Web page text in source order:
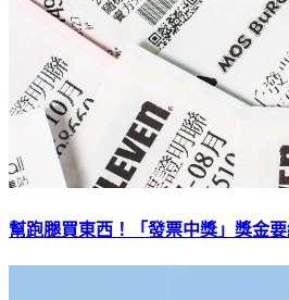
幫跑腿買東西！「發票中獎」獎金